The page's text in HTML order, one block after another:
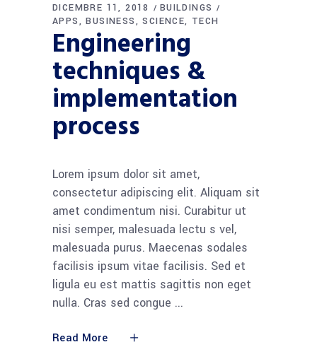
DICEMBRE 11, 2018
BUILDINGS
APPS
BUSINESS SCIENCE TECH
Engineering
techniques &
implementation
process
Lorem ipsum dolor sit amet,
consectetur adipiscing elit. Aliquam sit
amet condimentum nisi. Curabitur ut
nisi semper, malesuada lectu s vel,
malesuada purus. Maecenas sodales
facilisis ipsum vitae facilisis. Sed et
ligula eu est mattis sagittis non eget
nulla. Cras sed congue
Read More